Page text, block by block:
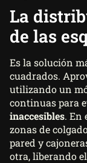
La
de las
Es la solución
cuadrados.
utilizando un
continuas para
inaccesibles. En
zonas de
pared y
otra, liberando